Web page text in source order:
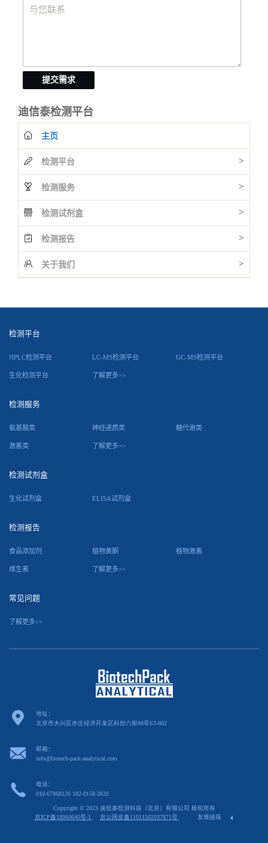
迪信泰检测平台
主页
检测平台 >
检测服务 >
检测试剂盒 >
检测报告 >
关于我们 >
提交需求
检测平台
HPLC检测平台 LC-MS检测平台 GC-MS检测平台
生化检测平台 了解更多>>
检测服务
氨基酸类 神经递质类 糖代谢类
激素类 了解更多>>
检测试剂盒
生化试剂盒 ELISA试剂盒
检测报告
食品添加剂 植物黄酮 植物激素
维生素 了解更多>>
常见问题
了解更多>>
地址：
北京市大兴区亦庄经济开发区科创六街88号E3-602
邮箱：
info@biotech-pack-analytical.com
电话：
010-67868126 182-0158-3820
Copyright © 2023 迪信泰检测科技（北京）有限公司 版权所有
京ICP备18060640号-1
京公网安备11011502037871号 友情链接